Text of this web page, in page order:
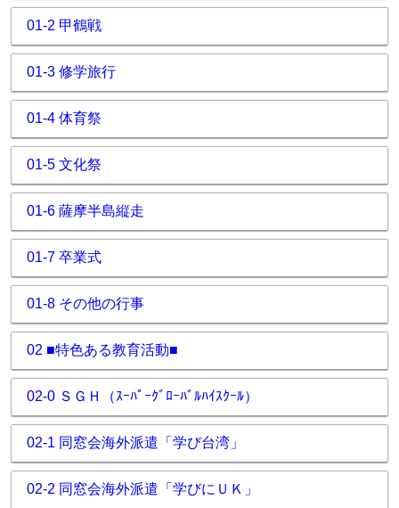
01-2 甲鶴戦
01-3 修学旅行
01-4 体育祭
01-5 文化祭
01-6 薩摩半島縦走
01-7 卒業式
01-8 その他の行事
02 ■特色ある教育活動■
02-0 ＳＧＨ（ｽｰﾊﾟｰｸﾞﾛｰﾊﾞﾙﾊｲｽｸｰﾙ）
02-1 同窓会海外派遣「学び台湾」
02-2 同窓会海外派遣「学びにＵＫ」